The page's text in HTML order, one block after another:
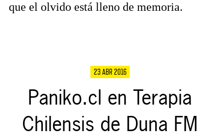
que el olvido está lleno de memoria.
23 ABR 2016
Paniko.cl en Terapia
Chilensis de Duna FM